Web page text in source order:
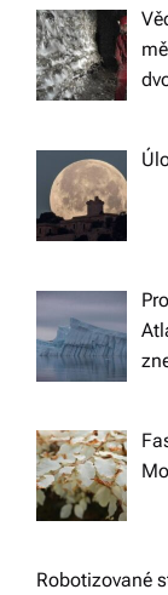
Robotizované